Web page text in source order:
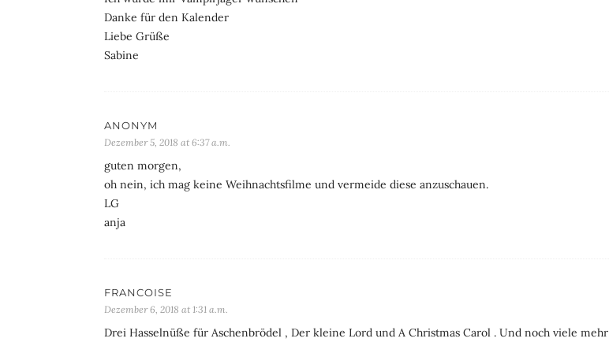
Danke für den Kalender
Liebe Grüße
Sabine
ANONYM
Dezember 5, 2018 at 6:37 a.m.
guten morgen,
oh nein, ich mag keine Weihnachtsfilme und vermeide diese anzuschauen.
LG
anja
FRANCOISE
Dezember 6, 2018 at 1:31 a.m.
Drei Hasselnüße für Aschenbrödel , Der kleine Lord und A Christmas Carol . Und noch viele mehr